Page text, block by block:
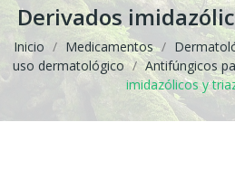
Derivados
Inicio Medicamentos
uso dermatológico
Antifúngicos
imidazólicos y